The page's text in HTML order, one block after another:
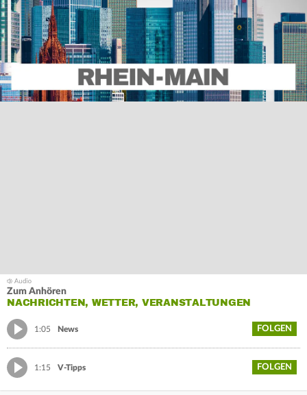
Zum Anhören
NACHRICHTEN, WETTER, VERANSTALTUNGEN
1:05 News FOLGEN
1:15 V-Tipps FOLGEN